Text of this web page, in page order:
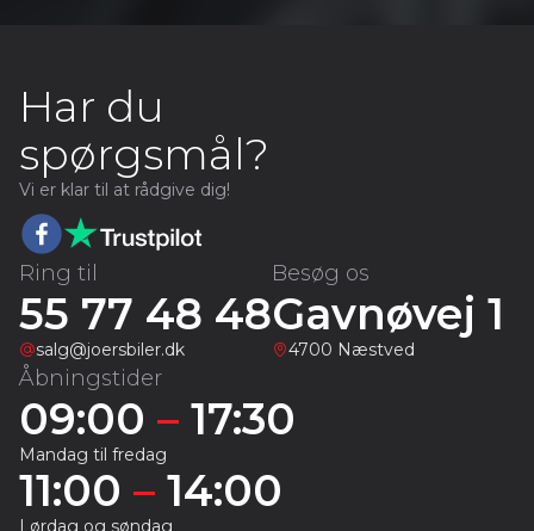
Har du
spørgsmål?
Vi er klar til at rådgive dig!
Ring til
55 77 48 48
salg@joersbiler.dk
Besøg os
Gavnøvej 1
4700 Næstved
Åbningstider
09:00 – 17:30
Mandag til fredag
11:00 – 14:00
Lørdag og søndag